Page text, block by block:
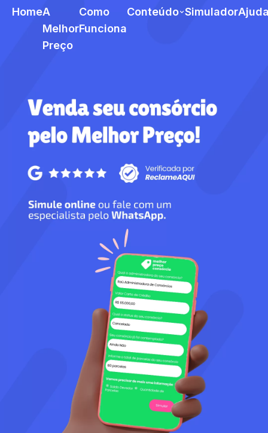
HomeA
Melhor
Preço
Como
Funciona
Conteúdo Simulador